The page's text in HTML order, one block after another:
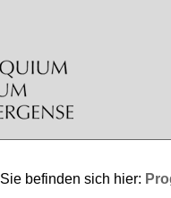
Sie befinden sich hier: